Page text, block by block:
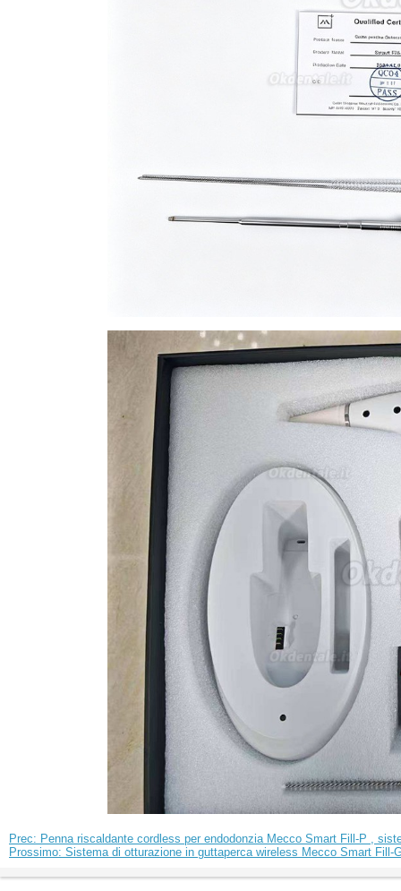
Prec: Penna riscaldante cordless per endodonzia Mecco Smart Fill-P ,
Prossimo: Sistema di otturazione in guttaperca wireless Mecco Smart